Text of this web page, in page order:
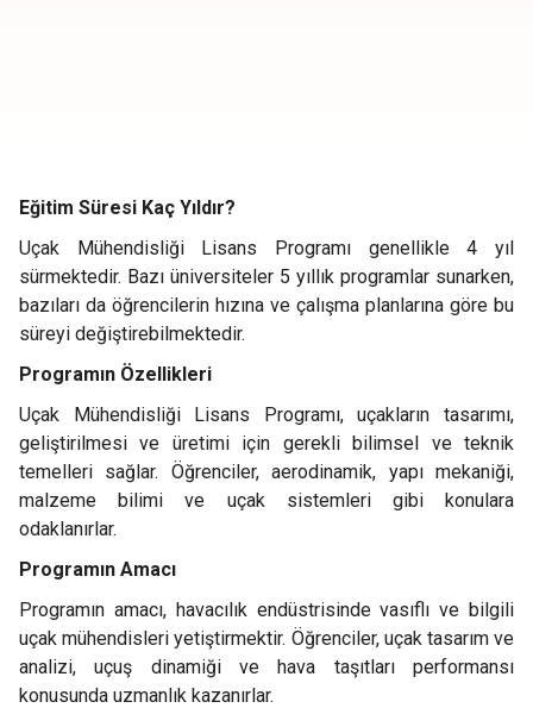
Eğitim Süresi Kaç Yıldır?
Uçak Mühendisliği Lisans Programı genellikle 4 yıl
sürmektedir. Bazı üniversiteler 5 yıllık programlar sunarken,
bazıları da öğrencilerin hızına ve çalışma planlarına göre bu
süreyi değiştirebilmektedir.
Programın Özellikleri
Uçak Mühendisliği Lisans Programı, uçakların tasarımı,
geliştirilmesi ve üretimi için gerekli bilimsel ve teknik
temelleri sağlar. Öğrenciler, aerodinamik, yapı mekaniği,
malzeme bilimi ve uçak sistemleri gibi konulara
odaklanırlar.
Programın Amacı
Programın amacı, havacılık endüstrisinde vasıflı ve bilgili
uçak mühendisleri yetiştirmektir. Öğrenciler, uçak tasarım ve
analizi, uçuş dinamiği ve hava taşıtları performansı
konusunda uzmanlık kazanırlar.